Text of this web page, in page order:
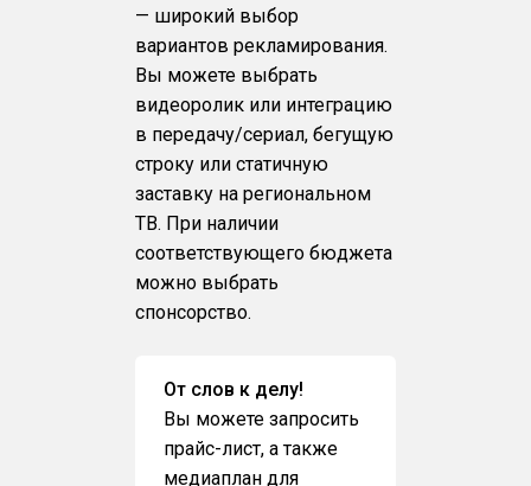
— широкий выбор
вариантов рекламирования.
Вы можете выбрать
видеоролик или интеграцию
в передачу/сериал, бегущую
строку или статичную
заставку на региональном
ТВ. При наличии
соответствующего бюджета
можно выбрать
спонсорство.
От слов к делу!
Вы можете запросить
прайс-лист, а также
медиаплан для